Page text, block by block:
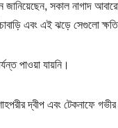
জানিয়েছেন, সকাল নাগাদ
এবং এই ঝড়ে সেগুলো
পাওয়া যায়নি।
শাহপরীর দ্বীপ এবং টেকনাফে